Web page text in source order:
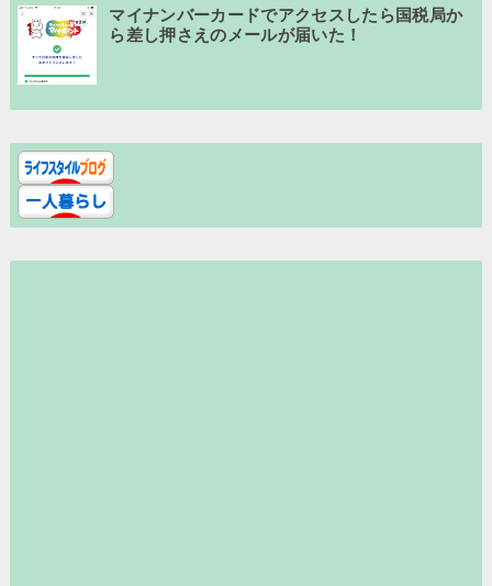
マイナンバーカードでアクセスしたら国税局か
ら差し押さえのメールが届いた！